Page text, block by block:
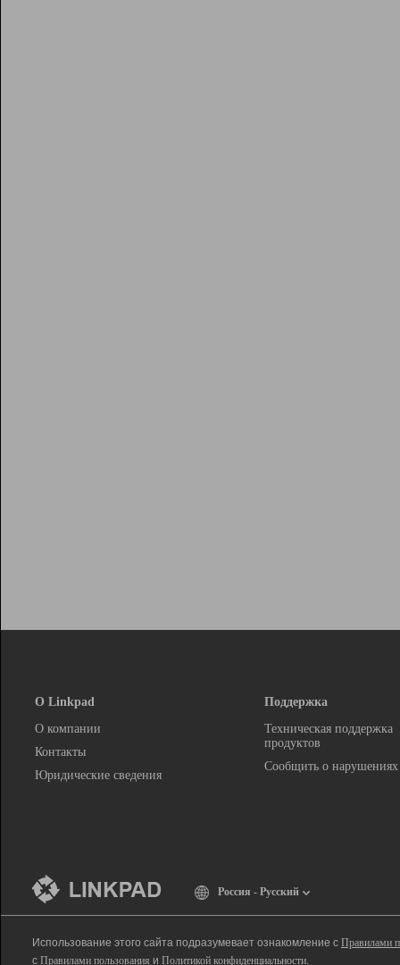
О Linkpad
О компании
Контакты
Юридические сведения
Поддержка
Техническая поддержка
продуктов
Сообщить о нарушениях
Россия - Русский
Использование этого сайта подразумевает ознакомление с Правилами
с Правилами пользования и Политикой конфиденциальности.